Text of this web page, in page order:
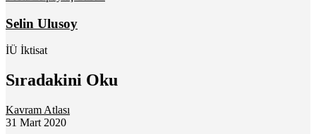
Selin Ulusoy
İÜ İktisat
Sıradakini Oku
Kavram Atlası
31 Mart 2020